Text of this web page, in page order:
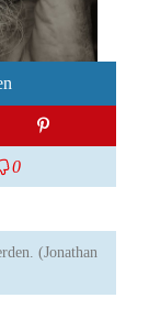
0
(Jonathan